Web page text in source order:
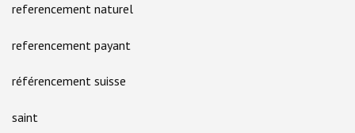
referencement naturel
referencement payant
référencement suisse
saint